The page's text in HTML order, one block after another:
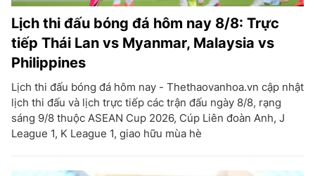
Lịch thi đấu bóng đá hôm nay 8/8: Trực
tiếp Thái Lan vs Myanmar, Malaysia vs
Philippines
Lịch thi đấu bóng đá hôm nay - Thethaovanhoa.vn cập nhật
lịch thi đấu và lịch trực tiếp các trận đấu ngày 8/8, rạng
sáng 9/8 thuộc ASEAN Cup 2026, Cúp Liên đoàn Anh, J
League 1, K League 1, giao hữu mùa hè